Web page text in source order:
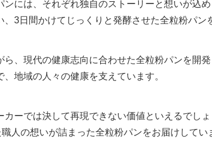
には、それぞれ独自のストーリーと想いが込め
3日間かけてじっくりと発酵させた全粒粉パン
、現代の健康志向に合わせた全粒粉パンを開
地域の人々の健康を支えています。
ーでは決して再現できない価値といえるでし
人の想いが詰まった全粒粉パンをお届けしてい